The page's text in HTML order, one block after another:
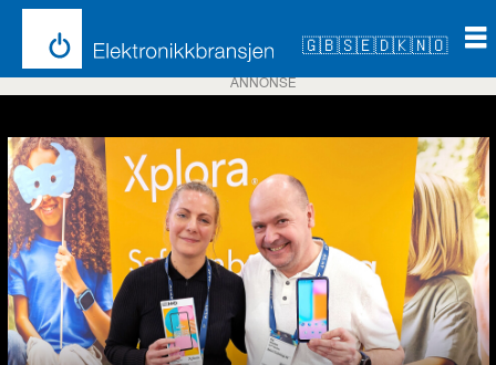
🇬🇧🇸🇪🇩🇰🇳🇴
Emne:
hmd
global
ANNONSE